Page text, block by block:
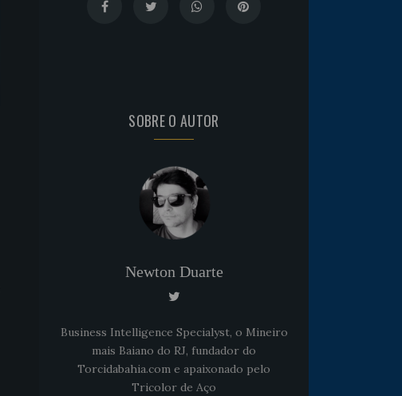
SOBRE O AUTOR
Newton Duarte
Business Intelligence Specialyst, o Mineiro
mais Baiano do RJ, fundador do
Torcidabahia.com e apaixonado pelo
Tricolor de Aço